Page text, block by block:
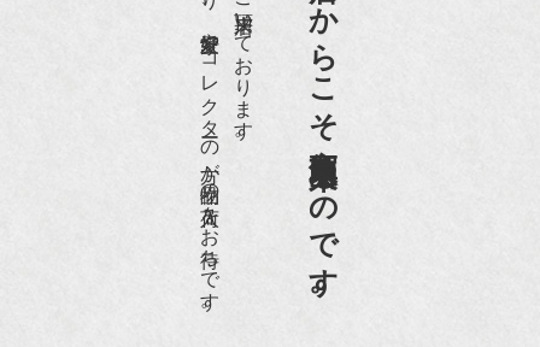
老舗骨董店だからこそ高価買取出来るのです。
愛好家やコレクターの方が品物の入荷をお待ちです。